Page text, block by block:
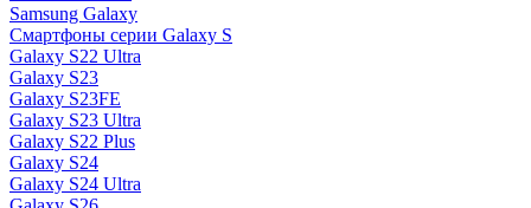
Samsung Galaxy
Смартфоны серии Galaxy S
Galaxy S22 Ultra
Galaxy S23
Galaxy S23FE
Galaxy S23 Ultra
Galaxy S22 Plus
Galaxy S24
Galaxy S24 Ultra